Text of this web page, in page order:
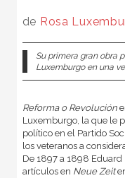
de Rosa
Su primera gran obra
Luxemburgo en una
Reforma o Revolución
Luxemburgo, la que le
político en el Partido
los veteranos a
De 1897 a 1898
artículos en Neue Zeit